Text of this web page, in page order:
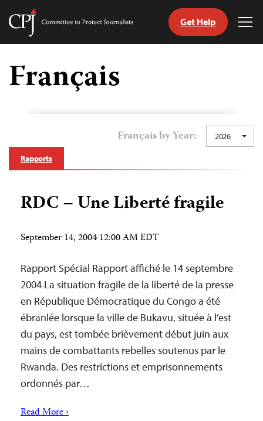
Skip
content
Committee
Journalists
Get Help
Français
Français by Year: 2026
Rapports
RDC – Une Liberté fragile
September 14, 2004 12:00 AM EDT
Rapport Spécial Rapport affiché le 14 septembre
2004 La situation fragile de la liberté de la presse
en République Démocratique du Congo a été
ébranlée lorsque la ville de Bukavu, située à l’est
du pays, est tombée brièvement début juin aux
mains de combattants rebelles soutenus par le
Rwanda. Des restrictions et emprisonnements
ordonnés par…
Read More ›